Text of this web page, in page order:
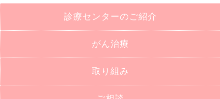
診療センターの ご紹介
がん治療
取り組み